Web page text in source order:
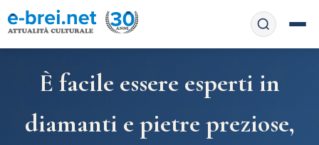
APP web
È facile essere esperti in
diamanti e pietre preziose,